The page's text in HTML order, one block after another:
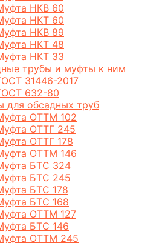
НКВ 60
НКТ 60
НКВ 89
НКТ 48
НКТ 33
трубы и муфты к ним
31446-2017
632-80
для обсадных труб
ОТТМ 102
ОТТГ 245
ОТТГ 178
ОТТМ 146
БТС 324
БТС 245
БТС 178
БТС 168
ОТТМ 127
БТС 146
ОТТМ 245